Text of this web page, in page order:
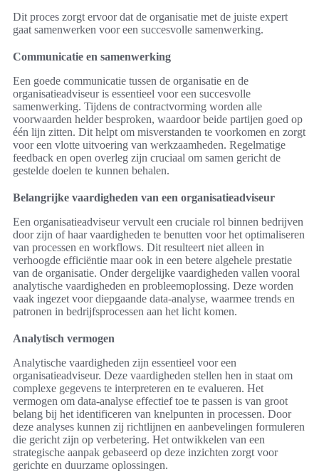
Dit proces zorgt ervoor dat de organisatie met de juiste expert
gaat samenwerken voor een succesvolle samenwerking.
Communicatie en samenwerking
Een goede communicatie tussen de organisatie en de
organisatieadviseur is essentieel voor een succesvolle
samenwerking. Tijdens de contractvorming worden alle
voorwaarden helder besproken, waardoor beide partijen goed op
één lijn zitten. Dit helpt om misverstanden te voorkomen en zorgt
voor een vlotte uitvoering van werkzaamheden. Regelmatige
feedback en open overleg zijn cruciaal om samen gericht de
gestelde doelen te kunnen behalen.
Belangrijke vaardigheden van een organisatieadviseur
Een organisatieadviseur vervult een cruciale rol binnen bedrijven
door zijn of haar vaardigheden te benutten voor het optimaliseren
van processen en workflows. Dit resulteert niet alleen in
verhoogde efficiëntie maar ook in een betere algehele prestatie
van de organisatie. Onder dergelijke vaardigheden vallen vooral
analytische vaardigheden en probleemoplossing. Deze worden
vaak ingezet voor diepgaande data-analyse, waarmee trends en
patronen in bedrijfsprocessen aan het licht komen.
Analytisch vermogen
Analytische vaardigheden zijn essentieel voor een
organisatieadviseur. Deze vaardigheden stellen hen in staat om
complexe gegevens te interpreteren en te evalueren. Het
vermogen om data-analyse effectief toe te passen is van groot
belang bij het identificeren van knelpunten in processen. Door
deze analyses kunnen zij richtlijnen en aanbevelingen formuleren
die gericht zijn op verbetering. Het ontwikkelen van een
strategische aanpak gebaseerd op deze inzichten zorgt voor
gerichte en duurzame oplossingen.